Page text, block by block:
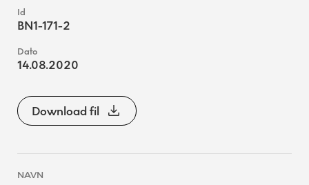
BN1-171-2
14.08.2020
Download fil